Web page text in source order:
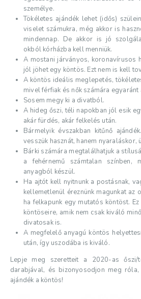
személye.
Tökéletes ajándék lehet (idős)
viselet számukra, még akkor is
mindennap. De akkor is jó
okból kórházba kell menniük.
A mostani járványos, koronavírusos
jól jöhet egy köntös. Ezt nem is kell
A köntös ideális meglepetés,
mivel férfiak és nők számára egyaránt
Sosem megy ki a divatból.
A hideg őszi, téli napokban jól esik
akár fürdés, akár felkelés után.
Bármelyik évszakban kitűnő
vesszük hasznát, hanem nyaraláskor,
Bárki számára megtalálhatjuk a
a fehérnemű számtalan színben,
anyagból készül.
Ha ajtót kell nyitnunk a postásnak,
kellemetlenül éreznünk magunkat az
ha felkapunk egy mutatós köntöst.
köntöseire, amik nem csak kiváló
divatosak is.
A megfelelő anyagú köntös
után, így uszodába is kiváló.
Lepje meg szeretteit a 2020-as őszi/
darabjával, és bizonyosodjon meg
ajándék a köntös!